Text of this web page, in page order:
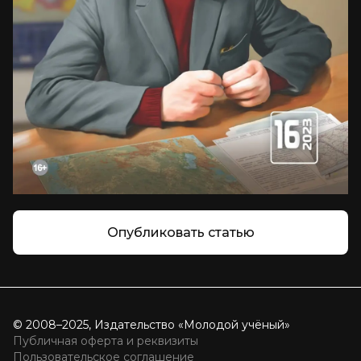
Опубликовать статью
© 2008–2025, Издательство «Молодой учёный»
Публичная оферта и реквизиты
Пользовательское соглашение